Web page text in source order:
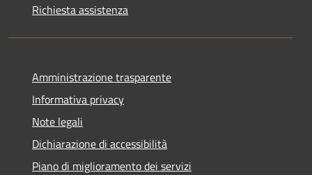
Richiesta assistenza
Amministrazione trasparente
Informativa privacy
Note legali
Dichiarazione di accessibilità
Piano di miglioramento dei servizi